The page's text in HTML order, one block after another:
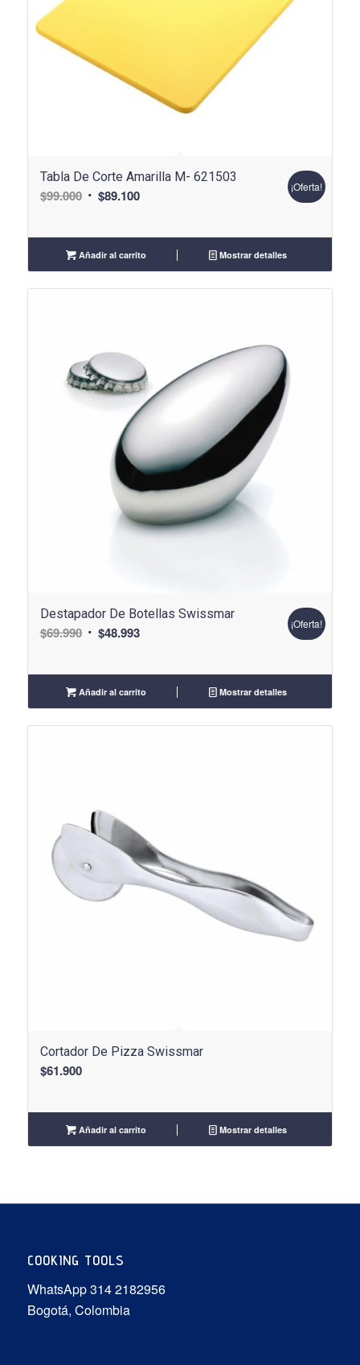
Tabla De Corte Amarilla M- 621503
$99.000 El
era:
$99.000.
$89.100El
es:
$89.100.
¡Oferta!
Añadir al carrito Mostrar detalles
Destapador De Botellas Swissmar
$69.990 El
original
era:
$69.990.
$48.993El
actual
es:
$48.993.
¡Oferta!
Añadir al carrito Mostrar detalles
Cortador De Pizza Swissmar
$61.900
Añadir al carrito Mostrar detalles
COOKING TOOLS
WhatsApp 314 2182956
Bogotá, Colombia